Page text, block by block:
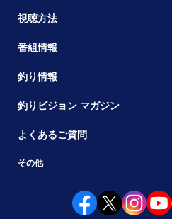
視聴方法
番組情報
釣り情報
釣りビジョン マガジン
よくあるご質問
その他